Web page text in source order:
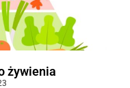
żywienia